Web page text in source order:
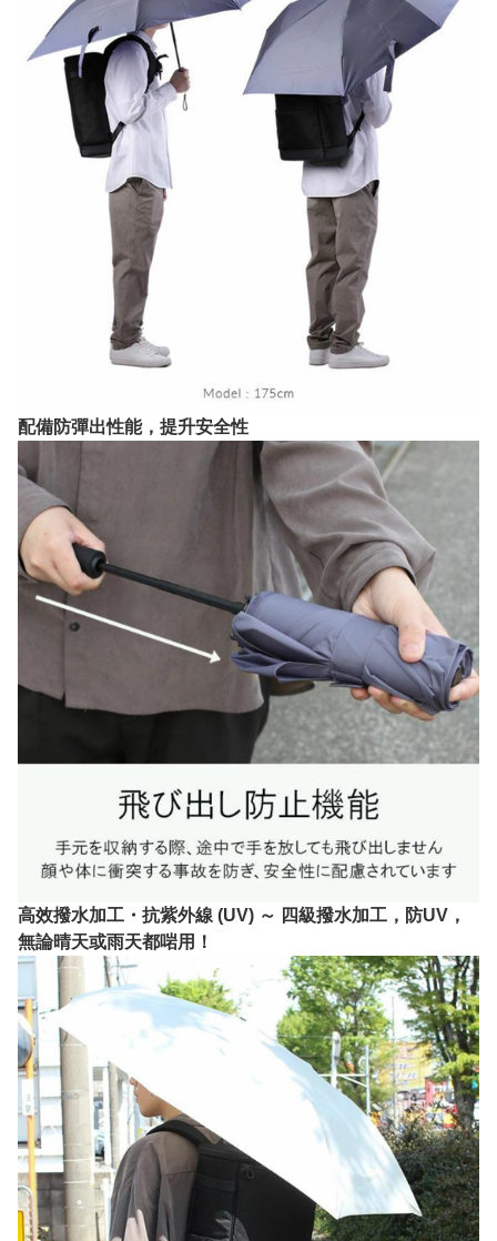
配備防彈出性能，提升安全性
高效撥水加工・抗紫外線 (UV) ～ 四級撥水加工，防UV，
無論晴天或雨天都啱用！